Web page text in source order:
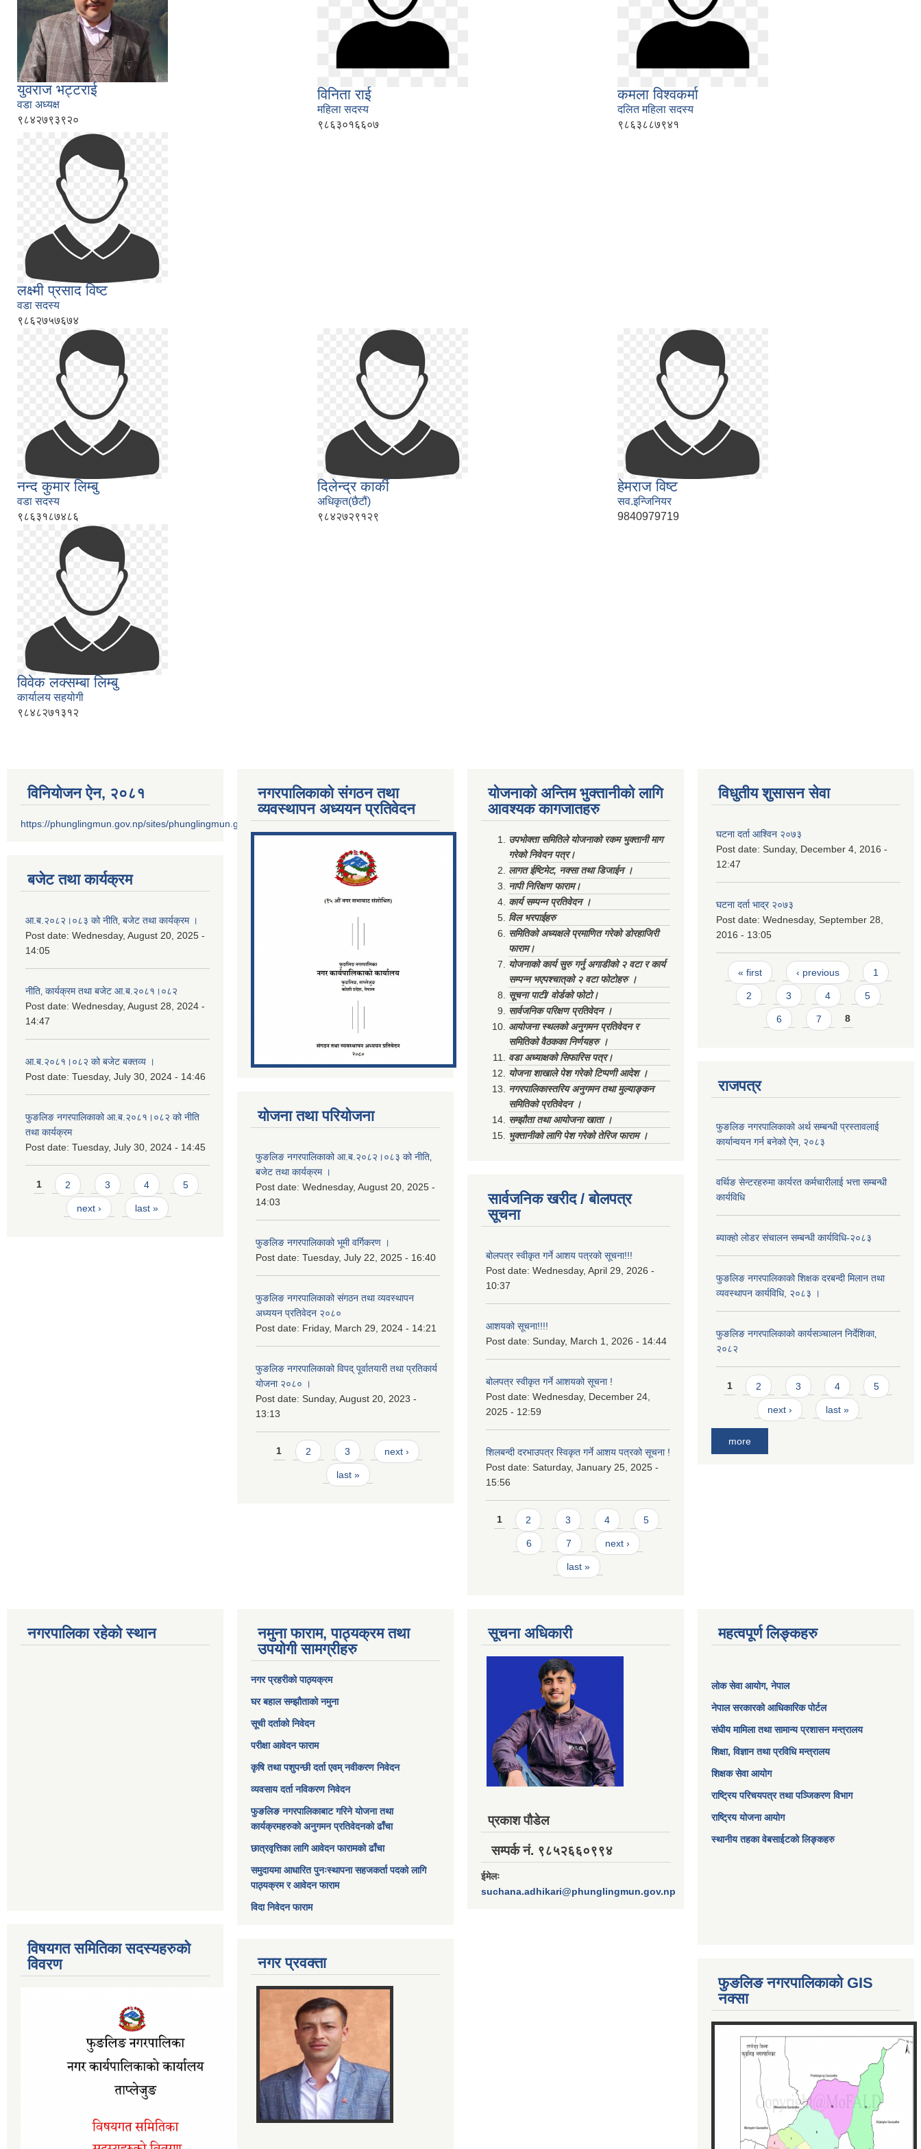
युवराज भट्टराई
वडा अध्यक्ष
९८४२७९३९२०
विनिता राई
महिला सदस्य
९८६३०१६६०७
कमला विश्वकर्मा
दलित महिला सदस्य
९८६३८८७९४१
लक्ष्मी प्रसाद विष्ट
वडा सदस्य
९८६२७५७६७४
नन्द कुमार लिम्बु
वडा सदस्य
९८६३१८७४८६
दिलेन्द्र कार्की
अधिकृत(छैटौं)
९८४२७२९१२९
हेमराज विष्ट
सव.इन्जिनियर
9840979719
विवेक लक्सम्बा लिम्बु
कार्यालय सहयोगी
९८४८२७१३१२
विनियोजन ऐन‚ २०८१
https://phunglingmun.gov.np/sites/phunglingmun.gov.np/files/documents/Al...
बजेट तथा कार्यक्रम
आ.ब.२०८२।०८३ को नीति‚ बजेट तथा कार्यक्रम ।
Post date: Wednesday, August 20, 2025 -
14:05
नीति‚ कार्यक्रम तथा बजेट आ.ब.२०८१।०८२
Post date: Wednesday, August 28, 2024 -
14:47
आ.ब.२०८१।०८२ को बजेट बक्तव्य ।
Post date: Tuesday, July 30, 2024 - 14:46
फुङलिङ नगरपालिकाको आ.ब.२०८१।०८२ को नीति
तथा कार्यक्रम
Post date: Tuesday, July 30, 2024 - 14:45
Pages
1 2 3 4 5
next › last »
नगरपालिकाको संगठन तथा
व्यवस्थापन अध्ययन प्रतिवेदन
योजना तथा परियोजना
फुङलिङ नगरपालिकाको आ.ब.२०८२।०८३ को नीति‚
बजेट तथा कार्यक्रम ।
Post date: Wednesday, August 20, 2025 -
14:03
फुङलिङ नगरपालिकाको भूमी वर्गिकरण ।
Post date: Tuesday, July 22, 2025 - 16:40
फुङलिङ नगरपालिकाको संगठन तथा व्यवस्थापन
अध्ययन प्रतिवेदन २०८०
Post date: Friday, March 29, 2024 - 14:21
फुङलिङ नगरपालिकाको विपद् पूर्वातयारी तथा प्रतिकार्य
योजना २०८० ।
Post date: Sunday, August 20, 2023 -
13:13
Pages
1 2 3 next ›
last »
योजनाको अन्तिम भुक्तानीको लागि
आवश्यक कागजातहरु
उपभोक्ता समितिले योजनाको रकम भुक्तानी माग
गरेको निवेदन पत्र।
लागत ईष्टिमेट, नक्सा तथा डिजाईन ।
नापी निरिक्षण फाराम।
कार्य सम्पन्न प्रतिवेदन ।
विल भरपाईहरु
समितिको अध्यक्षले प्रमाणित गरेको डोरहाजिरी
फाराम।
योजनाको कार्य सुरु गर्नु अगाडीको २ वटा र कार्य
सम्पन्न भएपश्चात्‌को २ वटा फोटोहरु ।
सूचना पाटी/ वोर्डको फोटो।
सार्वजनिक परिक्षण प्रतिवेदन ।
आयोजना स्थलको अनुगमन प्रतिवेदन र
समितिको वैठकका निर्णयहरु ।
वडा अध्याक्षको सिफारिस पत्र।
योजना शाखाले पेश गरेको टिप्पणी आदेश ।
नगरपालिकास्तरिय अनुगमन तथा मुल्याङ्कन
समितिको प्रतिवेदन ।
सम्झौता तथा आयोजना खाता ।
भुक्तानीको लागि पेश गरेको तेरिज फाराम ।
सार्वजनिक खरीद / बोलपत्र
सूचना
बोलपत्र स्वीकृत गर्ने आशय पत्रको सूचना!!!
Post date: Wednesday, April 29, 2026 -
10:37
आशयको सूचना!!!!
Post date: Sunday, March 1, 2026 - 14:44
बोलपत्र स्वीकृत गर्ने आशयको सूचना !
Post date: Wednesday, December 24,
2025 - 12:59
शिलबन्दी दरभाउपत्र स्विकृत गर्ने आशय पत्रको सूचना !
Post date: Saturday, January 25, 2025 -
15:56
Pages
1 2 3 4 5
6 7 next ›
last »
विधुतीय शुसासन सेवा
घटना दर्ता आश्विन २०७३
Post date: Sunday, December 4, 2016 -
12:47
घटना दर्ता भाद्र २०७३
Post date: Wednesday, September 28,
2016 - 13:05
Pages
« first ‹ previous 1
2 3 4 5
6 7 8
राजपत्र
फुङलिङ नगरपालिकाको अर्थ सम्बन्धी प्रस्तावलाई
कार्यान्वयन गर्न बनेको ऐन‚ २०८३
वर्थिङ सेन्टरहरुमा कार्यरत कर्मचारीलाई भत्ता सम्बन्धी
कार्यविधि
ब्याक्हो लोडर संचालन सम्बन्धी कार्यविधि-२०८३
फुङलिङ नगरपालिकाको शिक्षक दरबन्दी मिलान तथा
व्यवस्थापन कार्यविधि, २०८३ ।
फुङलिङ नगरपालिकाको कार्यसञ्चालन निर्देशिका‚
२०८२
Pages
1 2 3 4 5
next › last »
more
नगरपालिका रहेको स्थान
विषयगत समितिका सदस्यहरुको
विवरण
नमुना फाराम, पाठ्यक्रम तथा
उपयोगी सामग्रीहरु
नगर प्रहरीको पाठ्यक्रम
घर बहाल सम्झौताको नमुना
सूची दर्ताको निवेदन
परीक्षा आवेदन फाराम
कृषि तथा पशुपन्छी दर्ता एवम् नवीकरण निवेदन
व्यवसाय दर्ता नविकरण निवेदन
फुङलिङ नगरपालिकाबाट गरिने योजना तथा
कार्यक्रमहरुको अनुगमन प्रतिवेदनको ढाँचा
छात्रवृत्तिका लागि आवेदन फारामको ढाँचा
समुदायमा आधारित पुनःस्थापना सहजकर्ता पदको लागि
पाठ्यक्रम र आवेदन फाराम
विदा निवेदन फाराम
नगर प्रवक्ता
सूचना अधिकारी
प्रकाश पौडेल
सम्पर्क नं. ९८५२६६०९९४
ईमेलः
suchana.adhikari@phunglingmun.gov.np
महत्वपूर्ण लिङ्कहरु
लोक सेवा आयोग, नेपाल
नेपाल सरकारको आधिकारिक पोर्टल
संघीय मामिला तथा सामान्य प्रशासन मन्त्रालय
शिक्षा, विज्ञान तथा प्रविधि मन्त्रालय
शिक्षक सेवा आयोग
राष्ट्रिय परिचयपत्र तथा पञ्जिकरण विभाग
राष्ट्रिय योजना आयोग
स्थानीय तहका वेबसाईटको लिङ्कहरु
फुङलिङ नगरपालिकाको GIS
नक्सा